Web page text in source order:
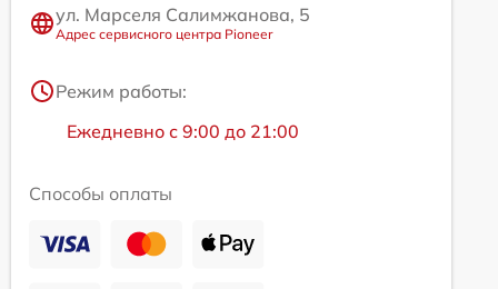
ул. Марселя Салимжанова, 5
Адрес сервисного центра Pioneer
Режим работы:
Ежедневно с 9:00 до 21:00
Способы оплаты